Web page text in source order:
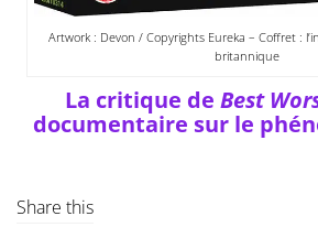
Artwork : Devon / Copyrights Eureka – Coffret :
britannique
La critique de Best
documentaire sur le
Share this